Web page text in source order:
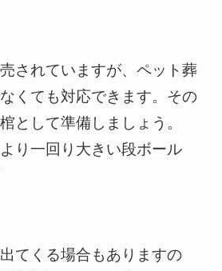
されていますが、ペット葬
くても対応できます。その
として準備しましょう。
り一回り大きい段ボール
てくる場合もありますの